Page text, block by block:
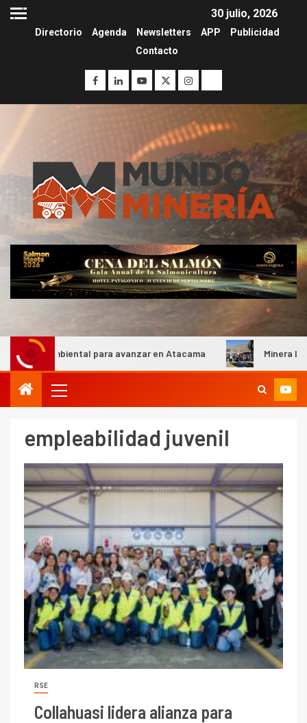
30 julio, 2026
Directorio Agenda Newsletters APP
Publicidad
Contacto
para avanzar en Atacama Minera Los Pelambres
empleabilidad juvenil
RSE
Collahuasi lidera alianza para